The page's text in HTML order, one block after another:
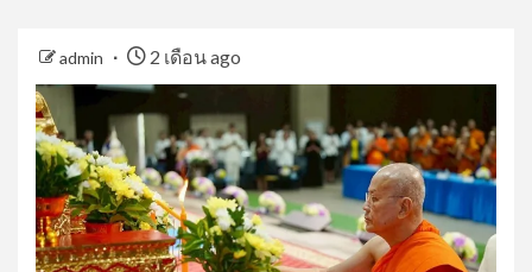
admin 2 เดือน ago